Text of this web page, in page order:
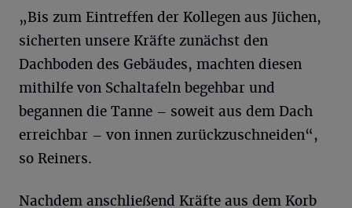
„Bis zum Eintreffen der Kollegen aus Jüchen,
sicherten unsere Kräfte zunächst den
Dachboden des Gebäudes, machten diesen
mithilfe von Schaltafeln begehbar und
begannen die Tanne – soweit aus dem Dach
erreichbar – von innen zurückzuschneiden“,
so Reiners.
Nachdem anschließend Kräfte aus dem Korb